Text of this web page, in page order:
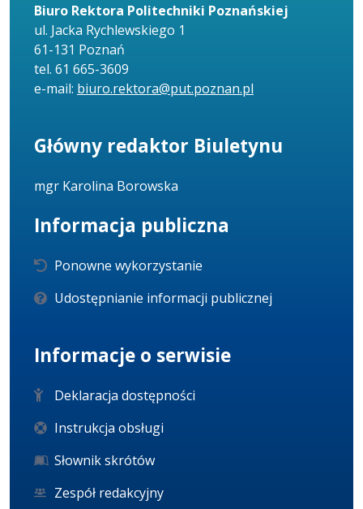
Biuro Rektora Politechniki Poznańskiej
ul. Jacka Rychlewskiego 1
61-131 Poznań
tel. 61 665-3609
e-mail: biuro.rektora@put.poznan.pl
Główny redaktor Biuletynu
mgr Karolina Borowska
Informacja publiczna
Ponowne wykorzystanie
Udostępnianie informacji publicznej
Informacje o serwisie
Deklaracja dostępności
Instrukcja obsługi
Słownik skrótów
Zespół redakcyjny